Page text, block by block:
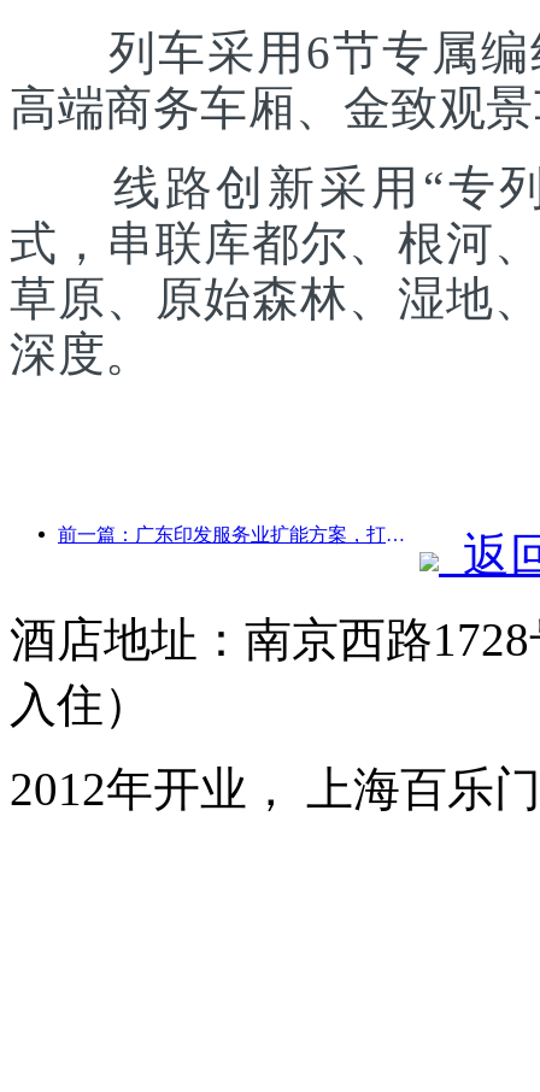
列车采用6节专属编
高端商务车厢、金致观
线路创新采用“专列
式，串联库都尔、根河
草原、原始森林、湿地
深度。
前一篇：广东印发服务业扩能方案，打造大湾区世界级旅游目的地
返
酒店地址：南京西路
入住）
2012年开业， 上海百